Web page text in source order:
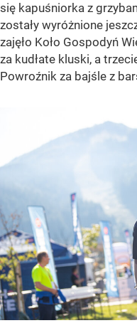
się kapuśniorka z
zostały wyróżnione
zajęło Koło Gospodyń
za kudłate kluski, a
Powroźnik za bajśle z